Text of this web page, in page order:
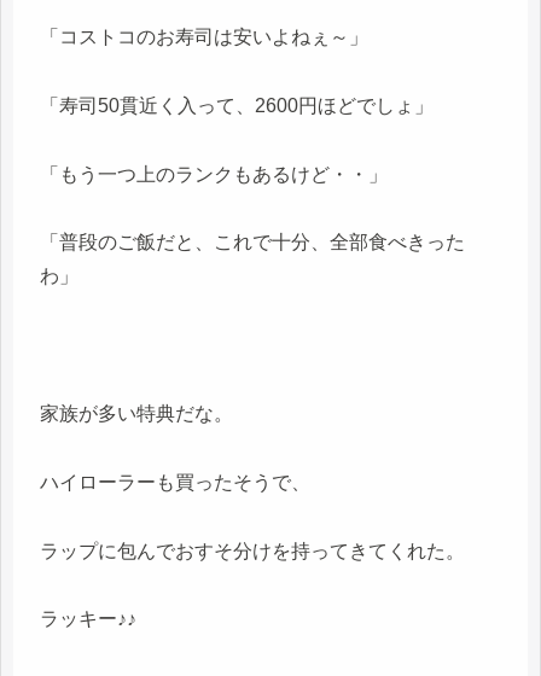
「コストコのお寿司は安いよねぇ～」
「寿司50貫近く入って、2600円ほどでしょ」
「もう一つ上のランクもあるけど・・」
「普段のご飯だと、これで十分、全部食べきった
わ」
家族が多い特典だな。
ハイローラーも買ったそうで、
ラップに包んでおすそ分けを持ってきてくれた。
ラッキー♪♪